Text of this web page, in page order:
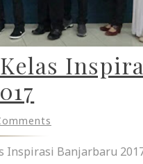
Inspirasi Banjarbaru